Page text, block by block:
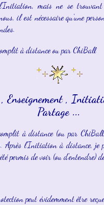
mais ne se trouvant
il est nécessaire qu'une
à distance ou par ChiBall
Enseignement ,
Partage ...
à distance (ou par
Après l'Initiation à distance, je
permis de voir (ou d'entendre)
peut évidemment être